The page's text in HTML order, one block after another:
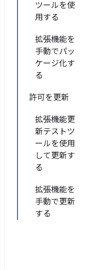
ツールを使
用する
拡張機能を
手動でパッ
ケージ化す
る
許可を更新
拡張機能更
新テストツ
ールを使用
して更新す
る
拡張機能を
手動で更新
する